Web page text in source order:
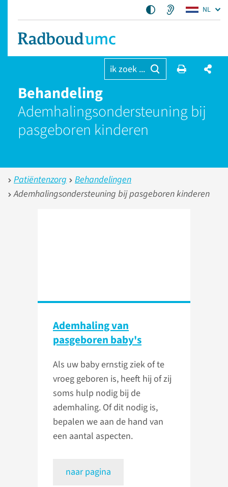
NL
ik zoek ...
Behandeling
Ademhalingsondersteuning bij
pasgeboren kinderen
Patiëntenzorg
Behandelingen
Ademhalingsondersteuning bij pasgeboren kinderen
Ademhaling van
pasgeboren baby's
Als uw baby ernstig ziek of te
vroeg geboren is, heeft hij of zij
soms hulp nodig bij de
ademhaling. Of dit nodig is,
bepalen we aan de hand van
een aantal aspecten.
naar pagina